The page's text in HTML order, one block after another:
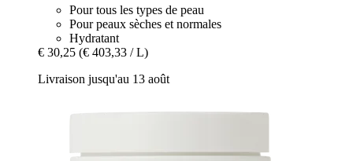
Pour tous les types de peau
Pour peaux sèches et normales
Hydratant
€ 30,25 (€ 403,33 / L)
Livraison jusqu'au 13 août